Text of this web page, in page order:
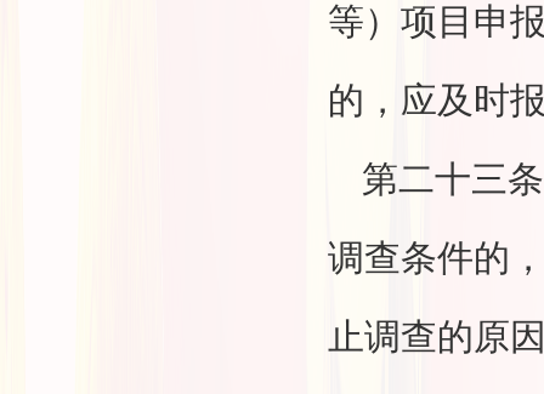
等）项目申
的，应及时
第二十三条
调查条件的
止调查的原